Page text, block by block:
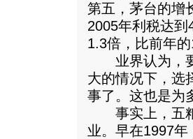
第五，茅台的增
2005年利税达
1.3倍，比前年的
业界认为，要
大的情况下，选
事了。这也是为
事实上，五粮
业。早在1997